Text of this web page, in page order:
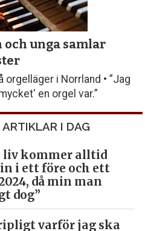
unga samlar
i Norrland • ”Jag
en orgel var.”
I DAG
kommer alltid
in i ett före och ett
då min man
dog”
varför jag ska